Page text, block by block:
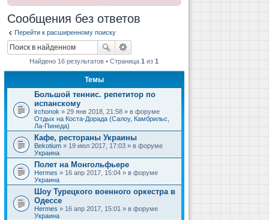
Сообщения без ответов
Перейти к расширенному поиску
Найдено 16 результатов • Страница1 из1
Темы
Большой теннис. репетитор по
испанскому
irchonok » 29 янв 2018, 21:58 » в форуме
Отдых на Коста-Дорада (Салоу, Камбрильс,
Ла-Пинеда)
Кафе, рестораны Украины
Bekotium » 19 июл 2017, 17:03 » в форуме
Украина
Полет на Монгольфьере
Hermes » 16 апр 2017, 15:04 » в форуме
Украина
Шоу Турецкого военного оркестра в
Одессе
Hermes » 16 апр 2017, 15:01 » в форуме
Украина